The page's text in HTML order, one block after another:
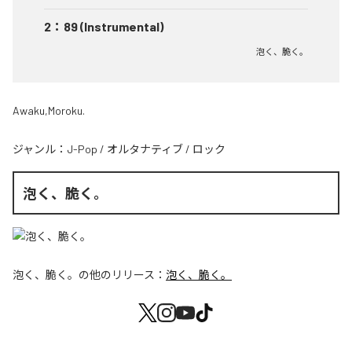
2 ： 89 (Instrumental)
泡く、脆く。
Awaku,Moroku.
ジャンル： J-Pop / オルタナティブ / ロック
泡く、脆く。
泡く、脆く。 の他のリリース： 泡く、脆く。